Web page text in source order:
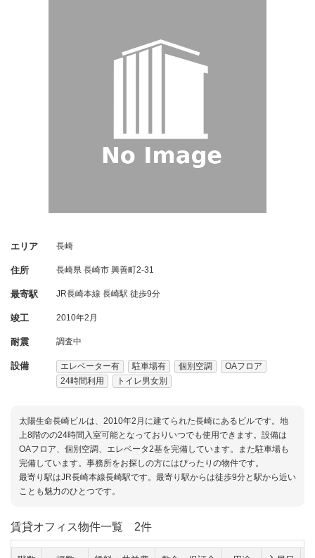
エリア 長崎
住所 長崎県 長崎市 興善町2-31
最寄駅 JR長崎本線 長崎駅 徒歩9分
竣工 2010年2月
耐震 調査中
設備 エレベーター有 駐車場有 個別空調
OAフロア
24時間利用
トイレ男女別
太陽生命長崎ビルは、2010年2月に建てられた長崎にあるビルです。地
上8階のの24時間入室可能となっておりいつでも使用できます。設備は
OAフロア、個別空調、エレベータ2基を完備しています。また駐車場も
完備しています。事務所をお探しの方にはぴったりの物件です。
最寄り駅はJR長崎本線長崎駅です。最寄り駅からは徒歩9分と駅から近い
ことも魅力のひとつです。
賃貸オフィス物件一覧 2件